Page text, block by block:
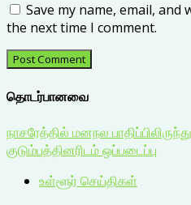
Save my name, email,
the next time I comment.
தொடர்பானவை
நாசரேத்தில் மனநல
குடும்பத்தினரிடம் ஒப்படைப்பு
உள்ளூர் செய்திகள்